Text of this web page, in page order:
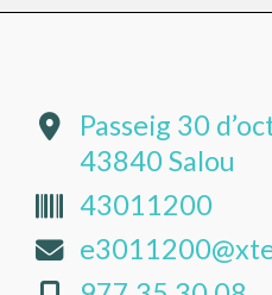
Passeig 30
43840 Salou
43011200